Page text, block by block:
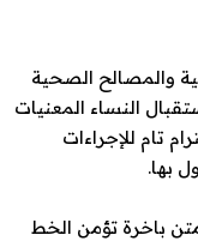
والمصالح الصحية
النساء المعنيات
للإجراءات
باخرة تؤمن الخط